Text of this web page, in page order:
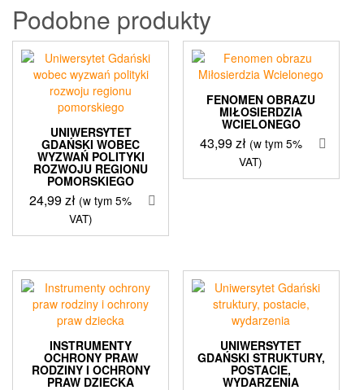
Podobne produkty
UNIWERSYTET
GDAŃSKI WOBEC
WYZWAŃ POLITYKI
ROZWOJU REGIONU
POMORSKIEGO
24,99zł (w tym 5%
VAT)
FENOMEN OBRAZU
MIŁOSIERDZIA
WCIELONEGO
43,99zł (w tym 5%
VAT)
INSTRUMENTY
OCHRONY PRAW
RODZINY I OCHRONY
PRAW DZIECKA
UNIWERSYTET
GDAŃSKI STRUKTURY,
POSTACIE,
WYDARZENIA